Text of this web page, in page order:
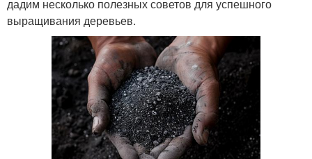
дадим несколько полезных советов для успешного
выращивания деревьев.